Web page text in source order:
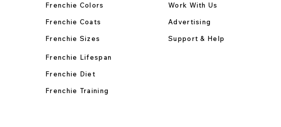
Frenchie Colors
Frenchie Coats
Frenchie Sizes
Frenchie Lifespan
Frenchie Diet
Frenchie Training
Work With Us
Advertising
Support & Help